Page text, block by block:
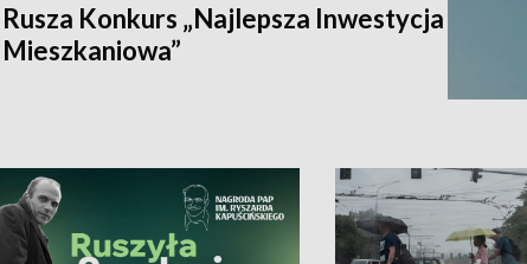
Rusza Konkurs „Najlepsza Inwestycja
Mieszkaniowa”